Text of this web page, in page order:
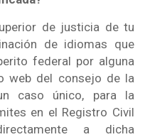
de justicia de tu
de idiomas que
federal por alguna
web del consejo de la
caso único, para la
en el Registro Civil
a dicha